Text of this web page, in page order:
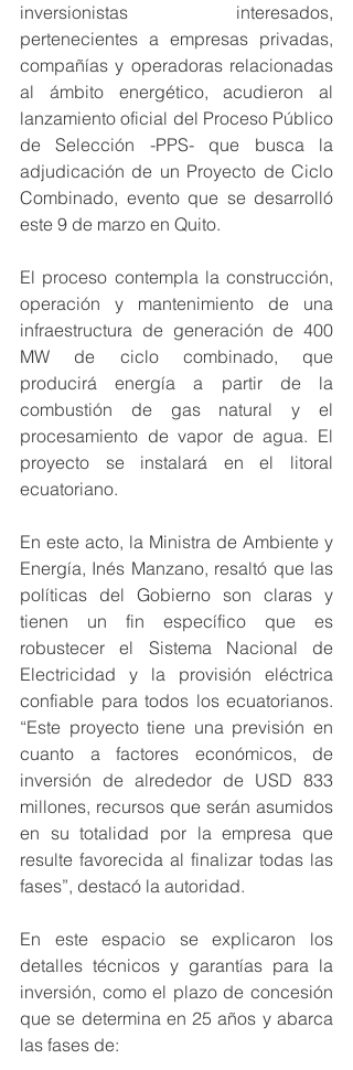
inversionistas interesados,
pertenecientes a empresas privadas,
compañías y operadoras relacionadas
al ámbito energético, acudieron al
lanzamiento oficial del Proceso Público
de Selección -PPS- que busca la
adjudicación de un Proyecto de Ciclo
Combinado, evento que se desarrolló
este 9 de marzo en Quito.
El proceso contempla la construcción,
operación y mantenimiento de una
infraestructura de generación de 400
MW de ciclo combinado, que
producirá energía a partir de la
combustión de gas natural y el
procesamiento de vapor de agua. El
proyecto se instalará en el litoral
ecuatoriano.
En este acto, la Ministra de Ambiente y
Energía, Inés Manzano, resaltó que las
políticas del Gobierno son claras y
tienen un fin específico que es
robustecer el Sistema Nacional de
Electricidad y la provisión eléctrica
confiable para todos los ecuatorianos.
“Este proyecto tiene una previsión en
cuanto a factores económicos, de
inversión de alrededor de USD 833
millones, recursos que serán asumidos
en su totalidad por la empresa que
resulte favorecida al finalizar todas las
fases”, destacó la autoridad.
En este espacio se explicaron los
detalles técnicos y garantías para la
inversión, como el plazo de concesión
que se determina en 25 años y abarca
las fases de: